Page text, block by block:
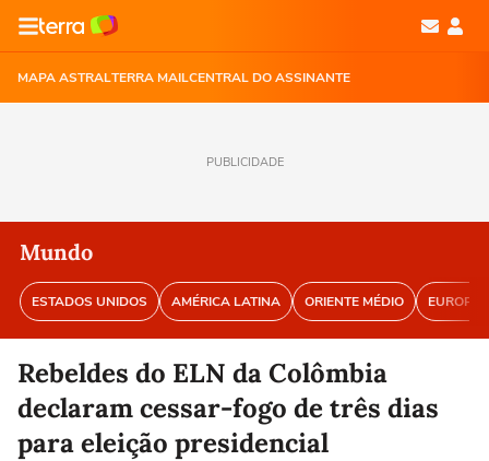
MAPA ASTRALTERRA MAILCENTRAL DO ASSINANTE
PUBLICIDADE
Mundo
ESTADOS UNIDOS AMÉRICA LATINA ORIENTE MÉDIO EUROPA
Rebeldes do ELN da Colômbia
declaram cessar-fogo de três dias
para eleição presidencial